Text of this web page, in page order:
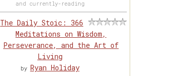
and currently-reading
The Daily Stoic: 366
Meditations on Wisdom,
Perseverance, and the Art of
Living
by Ryan Holiday